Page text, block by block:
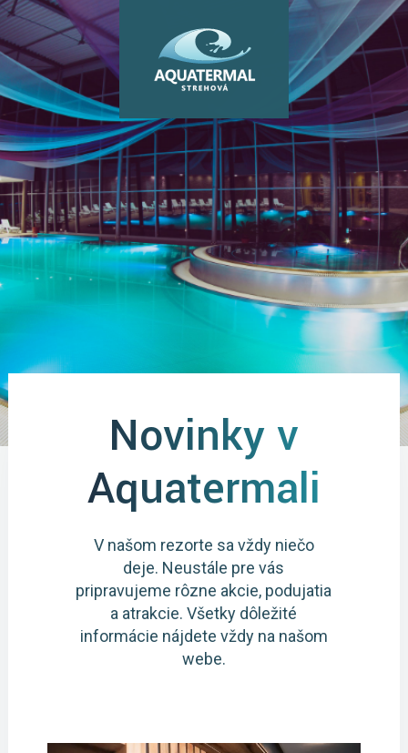
Novinky v
Aquatermali
V našom rezorte sa vždy niečo
deje. Neustále pre vás
pripravujeme rôzne akcie, podujatia
a atrakcie. Všetky dôležité
informácie nájdete vždy na našom
webe.